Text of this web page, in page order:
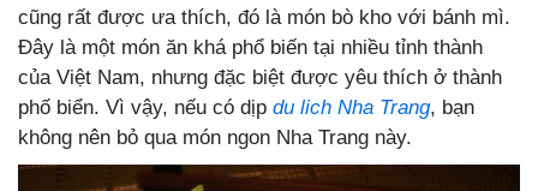
cũng rất được ưa thích, đó là món bò kho với bánh mì.
Đây là một món ăn khá phổ biến tại nhiều tỉnh thành
của Việt Nam, nhưng đặc biệt được yêu thích ở thành
phố biển. Vì vậy, nếu có dịp du lich Nha Trang, bạn
không nên bỏ qua món ngon Nha Trang này.